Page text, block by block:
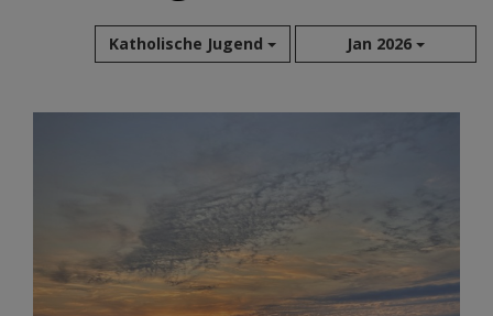
Katholische Jugend Jan 2026
Aug 2026
Apr 2026
Feb 2026